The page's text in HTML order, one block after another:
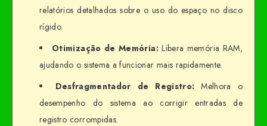
relatórios detalhados sobre o uso do espaço no disco
rígido.
Otimização de Memória:Libera memória RAM,
ajudando o sistema a funcionar mais rapidamente.
Desfragmentador de Registro: Melhora o
desempenho do sistema ao corrigir entradas de
registro corrompidas.